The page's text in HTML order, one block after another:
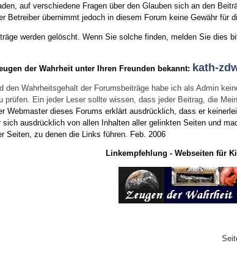
auf verschiedene Fragen über den Glauben sich an den
Betreiber übernimmt jedoch in diesem Forum keine Gewähr
werden gelöscht. Wenn Sie solche finden, melden Sie dies
der Wahrheit unter Ihren Freunden bekannt: kath-
den Wahrheitsgehalt der Forumsbeiträge habe ich als Admin
prüfen. Ein jeder Leser sollte wissen, dass jeder Beitrag, die
Webmaster dieses Forums erklärt ausdrücklich, dass er
ausdrücklich von allen Inhalten aller gelinkten Seiten und
Seiten, zu denen die Links führen. Feb. 2006
Linkempfehlung - Webseiten für